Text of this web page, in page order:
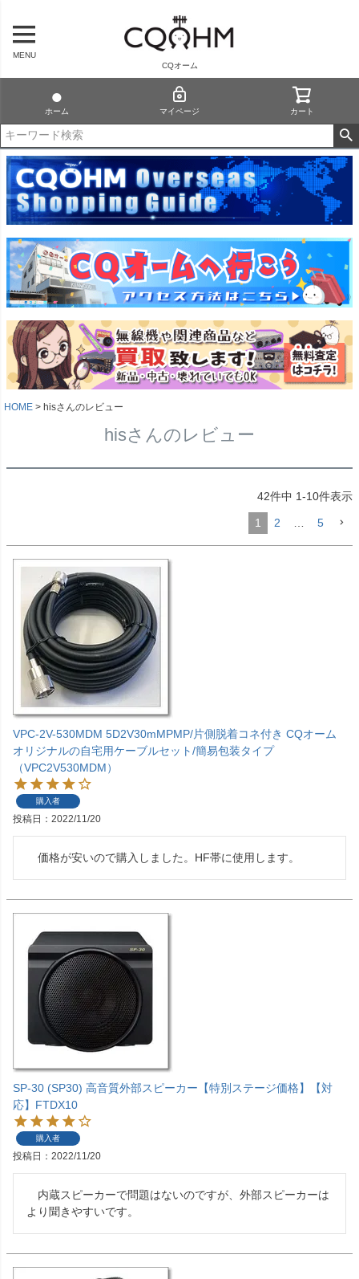
MENU
CQオーム
ホーム マイページ カート
HOME hisさんのレビュー
hisさんのレビュー
42件中 1-10件表示
1 2 5
VPC-2V-530MDM 5D2V30mMPMP/片側脱着コネ付き CQオーム
オリジナルの自宅用ケーブルセット/簡易包装タイプ
（VPC2V530MDM）
購入者
投稿日 2022/11/20
価格が安いので購入しました。HF帯に使用します。
SP-30 (SP30) 高音質外部スピーカー【特別ステージ価格】【対
応】FTDX10
購入者
投稿日 2022/11/20
内蔵スピーカーで問題はないのですが、外部スピーカーは
より聞きやすいです。